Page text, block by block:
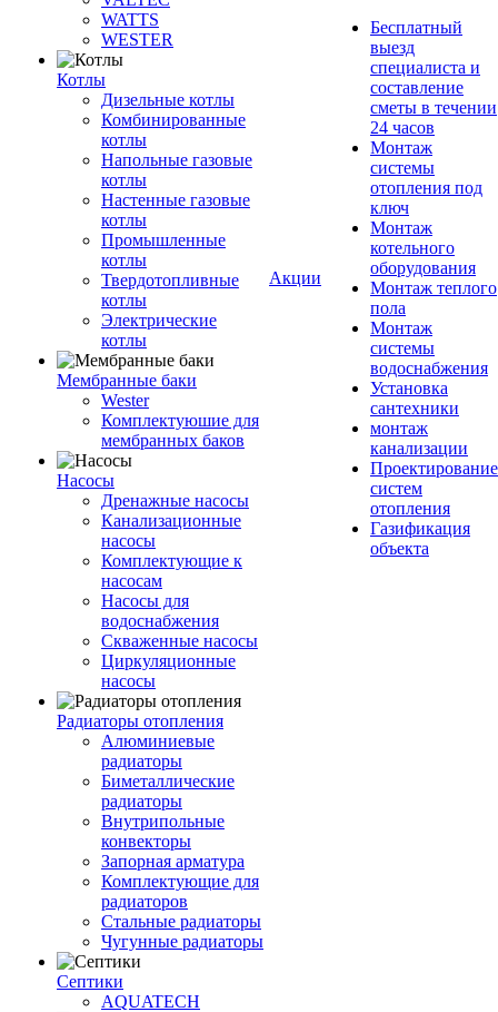
WATTS
WESTER
Котлы
Дизельные котлы
Комбинированные
котлы
Напольные газовые
котлы
Настенные газовые
котлы
Промышленные
котлы
Твердотопливные
котлы
Электрические
котлы
Мембранные баки
Wester
Комплектуюшие для
мембранных баков
Насосы
Дренажные насосы
Канализационные
насосы
Комплектующие к
насосам
Насосы для
водоснабжения
Скваженные насосы
Циркуляционные
насосы
Радиаторы отопления
Алюминиевые
радиаторы
Биметаллические
радиаторы
Внутрипольные
конвекторы
Запорная арматура
Комплектующие для
радиаторов
Стальные радиаторы
Чугунные радиаторы
Септики
AQUATECH
Акции
Бесплатный
выезд
специалиста и
составление
сметы в течении
24 часов
Монтаж
системы
отопления под
ключ
Монтаж
котельного
оборудования
Монтаж теплого
пола
Монтаж
системы
водоснабжения
Установка
сантехники
монтаж
канализации
Проектирование
систем
отопления
Газификация
объекта